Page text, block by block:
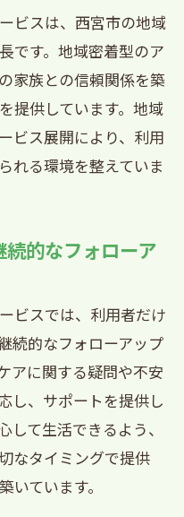
西宮市での合同会
的なケア
日常生活支援
連携
サービス提供の現
スの状況
取り組み
看護
策
ョンと目標
えるアプローチ
ビスは、西宮市の地域
です。地域密着型のア
家族との信頼関係を築
提供しています。地域
ビス展開により、利用
れる環境を整えていま
的なフォローア
ビスでは、利用者だけ
続的なフォローアップ
アに関する疑問や不安
し、サポートを提供し
して生活できるよう、
なタイミングで提供
いています。